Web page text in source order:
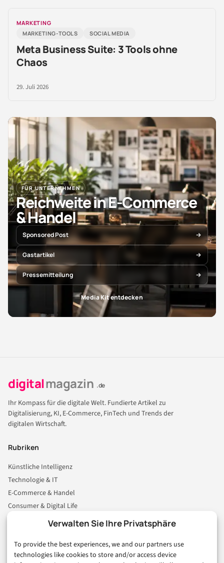
Verwalten Sie Ihre Privatsphäre
To provide the best experiences, we and our partners use
technologies like cookies to store and/or access device
MARKETING
MARKETING-TOOLS
SOCIAL MEDIA
Meta Business Suite: 3 Tools ohne
Chaos
29. Juli 2026
FÜR UNTERNEHMEN
Reichweite in E-Commerce
& Handel
Sponsored Post
Gastartikel
Pressemitteilung
Media Kit entdecken
digitalmagazin .de
Ihr Kompass für die digitale Welt. Fundierte Artikel zu
Digitalisierung, KI, E-Commerce, FinTech und Trends der
digitalen Wirtschaft.
Rubriken
Künstliche Intelligenz
Technologie & IT
E-Commerce & Handel
Consumer & Digital Life
Business & Karriere
Sicherheit & Recht